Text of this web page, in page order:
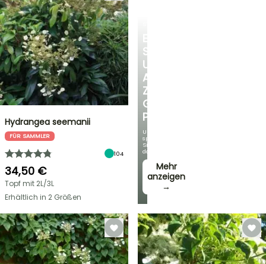
SIE
UNSERE
AUSWAHL
ZU
GÜNSTIGEN
PREISEN
Und
sparen
Sie
dabei!
Mehr
anzeigen
→
Hydrangea seemanii
FÜR SAMMLER
104
34,50 €
Topf mit 2L/3L
Erhältlich in 2 Größen